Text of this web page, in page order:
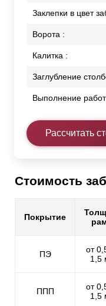
Заклепки в цвет
Ворота :
Калитка :
Заглубление
Выполнение
Рассчитать
Стоимость
Покрытие
ПЭ
от
1,5
ППП
от
1,5